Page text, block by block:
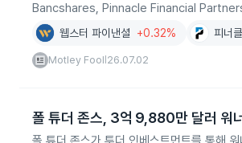
Bancshares, Pinnacle Financial Partners
웹스터 파이낸셜 +0.32% 피너
Motley Fool 26.07.02
폴 튜더 존스, 3억 9,880만 달러 워